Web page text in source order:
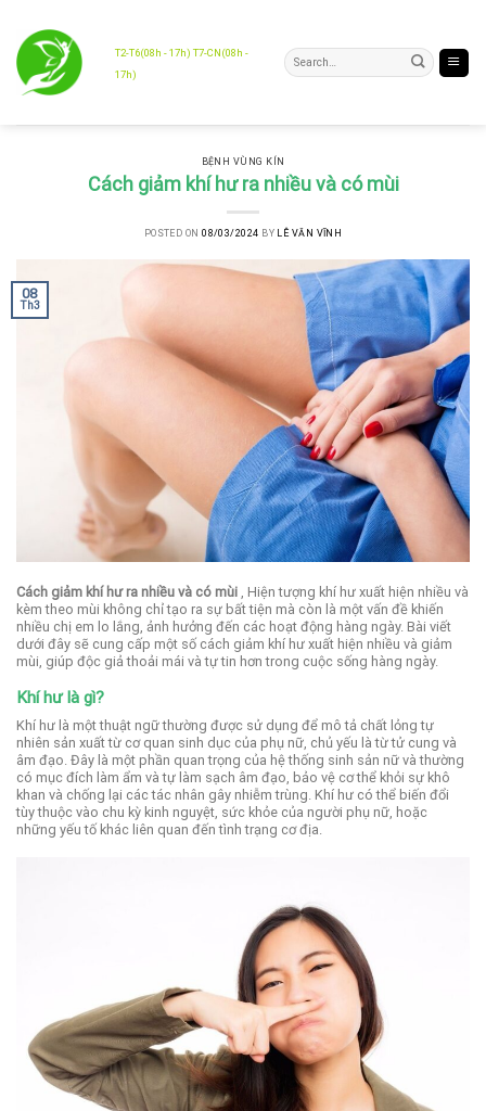
content
T2-T6(08h - 17h) T7-CN(08h -
17h)
BỆNH VÙNG KÍN
Cách giảm khí hư ra nhiều và có mùi
POSTED ON08/03/2024 BY LÊ VĂN VĨNH
08
Th3
Cách giảm khí hư ra nhiều và có mùi , Hiện tượng khí hư xuất hiện nhiều và
kèm theo mùi không chỉ tạo ra sự bất tiện mà còn là một vấn đề khiến
nhiều chị em lo lắng, ảnh hưởng đến các hoạt động hàng ngày. Bài viết
dưới đây sẽ cung cấp một số cách giảm khí hư xuất hiện nhiều và giảm
mùi, giúp độc giả thoải mái và tự tin hơn trong cuộc sống hàng ngày.
Khí hư là gì?
Khí hư là một thuật ngữ thường được sử dụng để mô tả chất lỏng tự
nhiên sản xuất từ cơ quan sinh dục của phụ nữ, chủ yếu là từ tử cung và
âm đạo. Đây là một phần quan trọng của hệ thống sinh sản nữ và thường
có mục đích làm ẩm và tự làm sạch âm đạo, bảo vệ cơ thể khỏi sự khô
khan và chống lại các tác nhân gây nhiễm trùng. Khí hư có thể biến đổi
tùy thuộc vào chu kỳ kinh nguyệt, sức khỏe của người phụ nữ, hoặc
những yếu tố khác liên quan đến tình trạng cơ địa.